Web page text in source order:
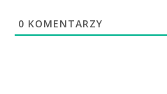
0 KOMENTARZY